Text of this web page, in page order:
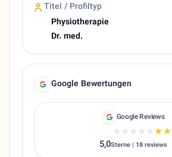
Titel / Profiltyp
Physiotherapie
Dr. med.
Google Bewertungen
Google Reviews
★★★★★
5,0Sterne | 18 reviews